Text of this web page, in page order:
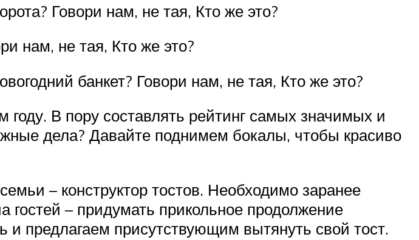
Говори нам, не тая, Кто же это?
нам, не тая, Кто же это?
банкет? Говори нам, не тая, Кто же это?
В пору составлять рейтинг самых значимых и
дела? Давайте поднимем бокалы, чтобы красиво
– конструктор тостов. Необходимо заранее
гостей – придумать прикольное продолжение
и предлагаем присутствующим вытянуть свой тост.